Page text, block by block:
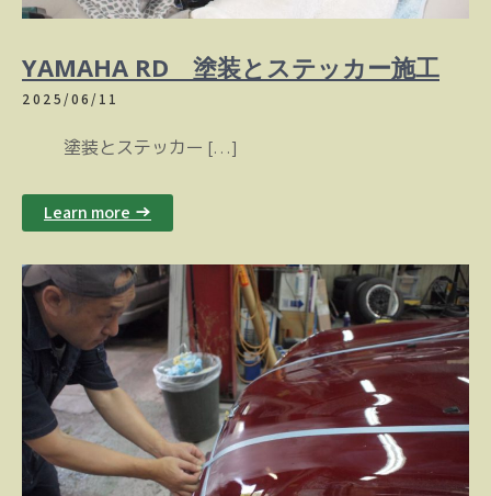
YAMAHA RD 塗装とステッカー施工
2025/06/11
塗装とステッカー […]
Learn more →